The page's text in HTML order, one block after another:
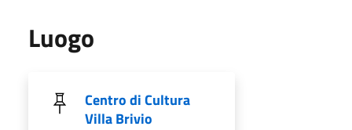
Luogo
Centro di Cultura
Villa Brivio